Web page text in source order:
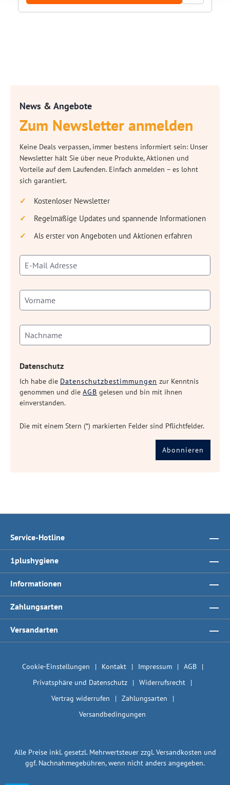
News & Angebote
Zum Newsletter anmelden
Keine Deals verpassen, immer bestens informiert sein: Unser
Newsletter hält Sie über neue Produkte, Aktionen und
Vorteile auf dem Laufenden. Einfach anmelden – es lohnt
sich garantiert.
Kostenloser Newsletter
Regelmäßige Updates und spannende Informationen
Als erster von Angeboten und Aktionen erfahren
Datenschutz
Ich habe die Datenschutzbestimmungen zur Kenntnis
genommen und die AGB gelesen und bin mit ihnen
einverstanden.
Die mit einem Stern (*) markierten Felder sind Pflichtfelder.
Abonnieren
Service-Hotline
1plushygiene
Informationen
Zahlungsarten
Versandarten
Cookie-Einstellungen Kontakt Impressum
AGB
Privatsphäre und Datenschutz
Widerrufsrecht
Vertrag widerrufen
Zahlungsarten
Versandbedingungen
Alle Preise inkl. gesetzl. Mehrwertsteuer zzgl.Versandkosten und
ggf. Nachnahmegebühren, wenn nicht anders angegeben.